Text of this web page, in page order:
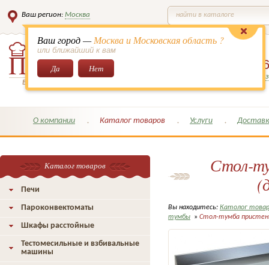
Ваш регион: Москва
Ваш город —Москва и Московская область ?
или ближайший к вам
Да Нет
найти в каталоге
Всё для кондитеров и поваров!
649-
Заказать обратный
О компании Каталог товаров Услуги
Стол-
Вы находитесь: Католог
тумбы » Стол-тумба
Каталог товаров
Печи
Пароконвектоматы
Шкафы расстойные
Тестомесильные и взбивальные
машины